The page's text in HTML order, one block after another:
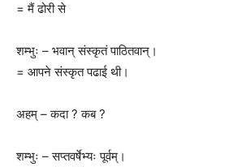
= मैं ढोरी से
शम्भुः – भवान् संस्कृतं पाठितवान्।
= आपने संस्कृत पढाई थी।
अहम् – कदा ? कब ?
शम्भुः – सप्तवर्षेभ्यः पूर्वम्।